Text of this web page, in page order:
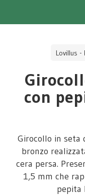
Lovillus -
con
Girocollo in seta
bronzo
cera persa.
1,5 mm che
pepita